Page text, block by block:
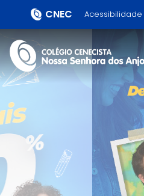
CNEC Acessibilidade